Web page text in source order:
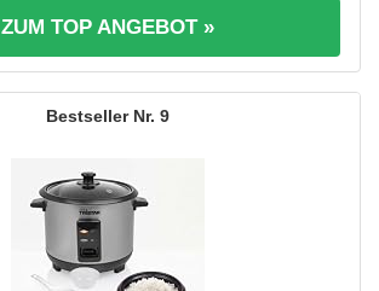
ZUM TOP ANGEBOT »
9